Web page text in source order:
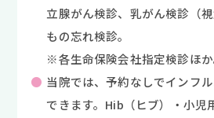
立腺がん検診、乳がん検診（
もの忘れ検診。
※各生命保険会社指定検診ほか
当院では、予約なしでインフ
できます。Hib（ヒブ）・小児